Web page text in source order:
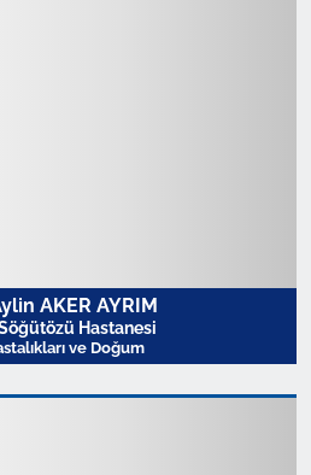
AKER AYRIM
Söğütözü Hastanesi
ve Doğum